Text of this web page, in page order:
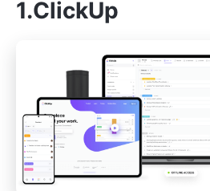
1.ClickUp